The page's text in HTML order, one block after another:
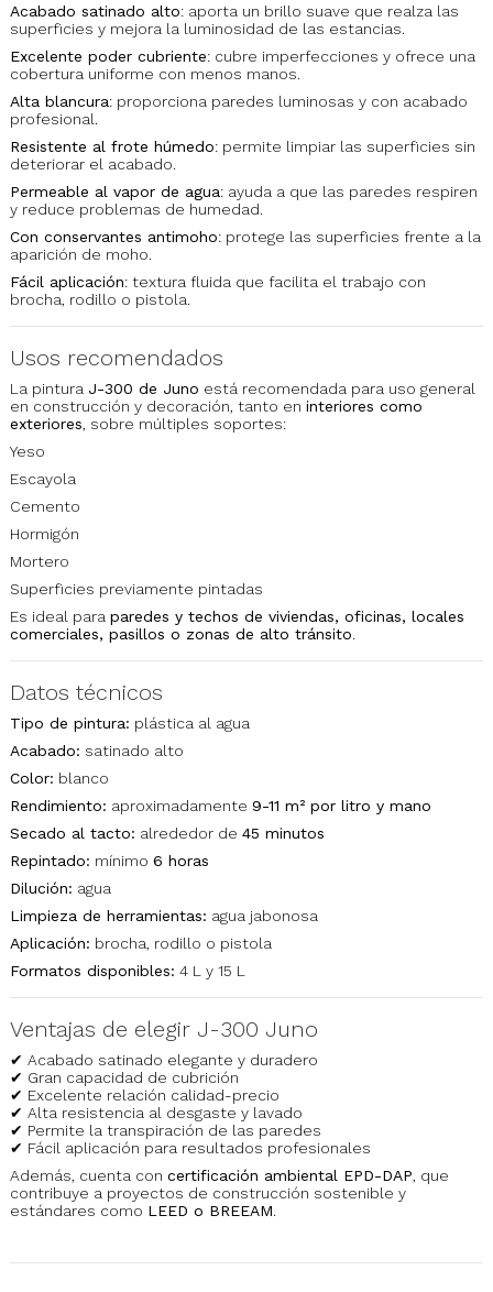
Acabado satinado alto: aporta un brillo suave que realza las
superficies y mejora la luminosidad de las estancias.
Excelente poder cubriente: cubre imperfecciones y ofrece una
cobertura uniforme con menos manos.
Alta blancura: proporciona paredes luminosas y con acabado
profesional.
Resistente al frote húmedo: permite limpiar las superficies sin
deteriorar el acabado.
Permeable al vapor de agua: ayuda a que las paredes respiren
y reduce problemas de humedad.
Con conservantes antimoho: protege las superficies frente a la
aparición de moho.
Fácil aplicación: textura fluida que facilita el trabajo con
brocha, rodillo o pistola.
Usos recomendados
La pintura J-300 de Juno está recomendada para uso general
en construcción y decoración, tanto en interiores como
exteriores, sobre múltiples soportes:
Yeso
Escayola
Cemento
Hormigón
Mortero
Superficies previamente pintadas
Es ideal para paredes y techos de viviendas, oficinas, locales
comerciales, pasillos o zonas de alto tránsito.
Datos técnicos
Tipo de pintura: plástica al agua
Acabado: satinado alto
Color: blanco
Rendimiento: aproximadamente 9-11 m² por litro y mano
Secado al tacto: alrededor de 45 minutos
Repintado: mínimo 6 horas
Dilución: agua
Limpieza de herramientas: agua jabonosa
Aplicación: brocha, rodillo o pistola
Formatos disponibles: 4 L y 15 L
Ventajas de elegir J-300 Juno
✔ Acabado satinado elegante y duradero
✔ Gran capacidad de cubrición
✔ Excelente relación calidad-precio
✔ Alta resistencia al desgaste y lavado
✔ Permite la transpiración de las paredes
✔ Fácil aplicación para resultados profesionales
Además, cuenta con certificación ambiental EPD-DAP, que
contribuye a proyectos de construcción sostenible y
estándares como LEED o BREEAM.